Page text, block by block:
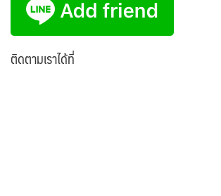
ติดตามเราได้ที่